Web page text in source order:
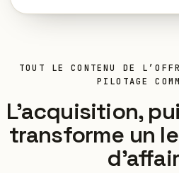
TOUT LE CONTENU DE
PILOTAGE
L’acquisition,
transforme un